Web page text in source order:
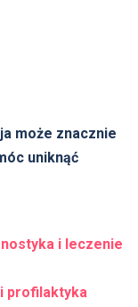
może znacznie
uniknąć
i leczenie
profilaktyka